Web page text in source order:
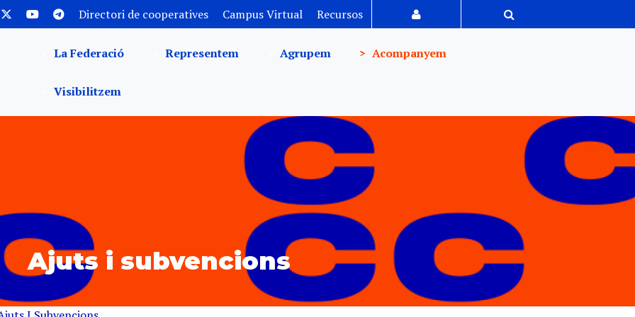
Directori de cooperatives Campus Virtual Recursos
La Federació Representem Agrupem Acompanyem
Visibilitzem
Ajuts i subvencions